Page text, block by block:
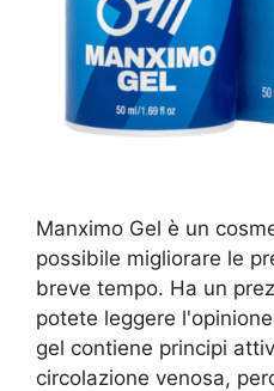
Manximo Gel è un
possibile migliorare le
breve tempo. Ha un
potete leggere
gel contiene principi
circolazione venosa,